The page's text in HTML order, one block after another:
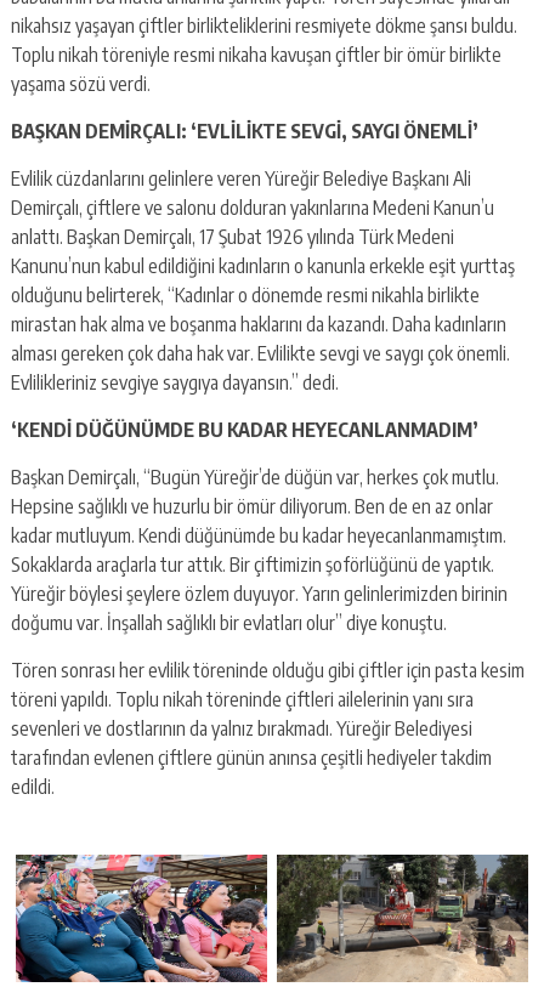
nikahsız yaşayan çiftler birlikteliklerini resmiyete dökme şansı buldu.
Toplu nikah töreniyle resmi nikaha kavuşan çiftler bir ömür birlikte
yaşama sözü verdi.
BAŞKAN DEMİRÇALI: ‘EVLİLİKTE SEVGİ, SAYGI ÖNEMLİ’
Evlilik cüzdanlarını gelinlere veren Yüreğir Belediye Başkanı Ali
Demirçalı, çiftlere ve salonu dolduran yakınlarına Medeni Kanun’u
anlattı. Başkan Demirçalı, 17 Şubat 1926 yılında Türk Medeni
Kanunu’nun kabul edildiğini kadınların o kanunla erkekle eşit yurttaş
olduğunu belirterek, “Kadınlar o dönemde resmi nikahla birlikte
mirastan hak alma ve boşanma haklarını da kazandı. Daha kadınların
alması gereken çok daha hak var. Evlilikte sevgi ve saygı çok önemli.
Evlilikleriniz sevgiye saygıya dayansın.” dedi.
‘KENDİ DÜĞÜNÜMDE BU KADAR HEYECANLANMADIM’
Başkan Demirçalı, “Bugün Yüreğir’de düğün var, herkes çok mutlu.
Hepsine sağlıklı ve huzurlu bir ömür diliyorum. Ben de en az onlar
kadar mutluyum. Kendi düğünümde bu kadar heyecanlanmamıştım.
Sokaklarda araçlarla tur attık. Bir çiftimizin şoförlüğünü de yaptık.
Yüreğir böylesi şeylere özlem duyuyor. Yarın gelinlerimizden birinin
doğumu var. İnşallah sağlıklı bir evlatları olur” diye konuştu.
Tören sonrası her evlilik töreninde olduğu gibi çiftler için pasta kesim
töreni yapıldı. Toplu nikah töreninde çiftleri ailelerinin yanı sıra
sevenleri ve dostlarının da yalnız bırakmadı. Yüreğir Belediyesi
tarafından evlenen çiftlere günün anınsa çeşitli hediyeler takdim
edildi.